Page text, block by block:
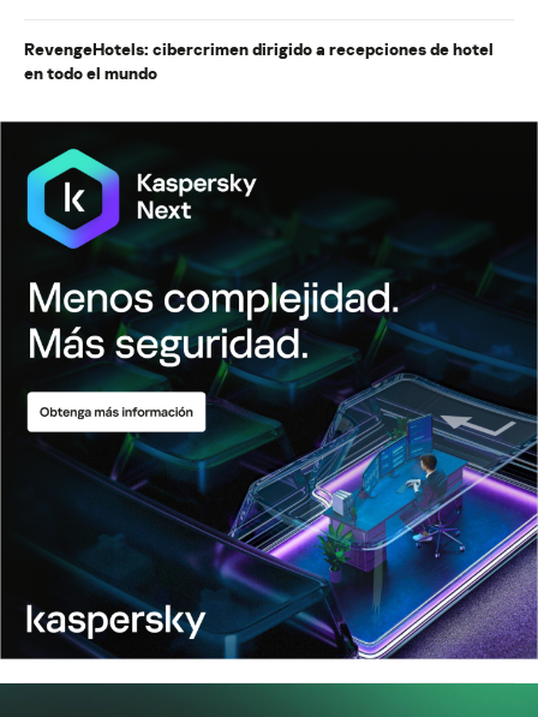
RevengeHotels: cibercrimen dirigido a recepciones de hotel
en todo el mundo